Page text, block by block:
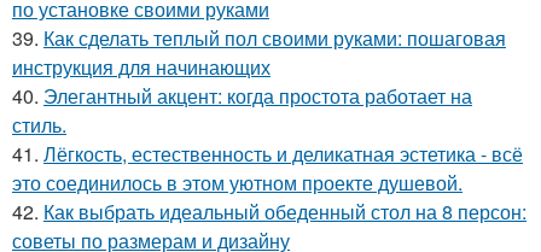
по установке своими руками
39. Как сделать теплый пол своими руками: пошаговая
инструкция для начинающих
40. Элегантный акцент: когда простота работает на
стиль.
41. Лёгкость, естественность и деликатная эстетика - всё
это соединилось в этом уютном проекте душевой.
42. Как выбрать идеальный обеденный стол на 8 персон:
советы по размерам и дизайну